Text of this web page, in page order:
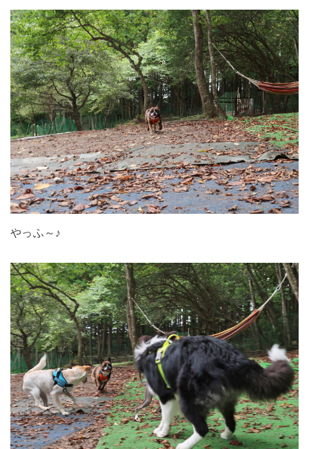
やっふ～♪